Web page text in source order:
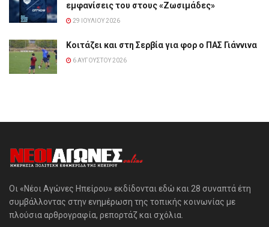
εμφανίσεις του στους «Ζωσιμάδες»
29 ΙΟΥΛΊΟΥ 2026
Κοιτάζει και στη Σερβία για φορ ο ΠΑΣ Γιάννινα
6 ΑΥΓΟΎΣΤΟΥ 2026
Οι «Νέοι Αγώνες Ηπείρου» εκδίδονται εδώ και 28 συναπτά έτη
συμβάλλοντας στην ενημέρωση της τοπικής κοινωνίας με
πλούσια αρθρογραφία, ρεπορτάζ και σχόλια.